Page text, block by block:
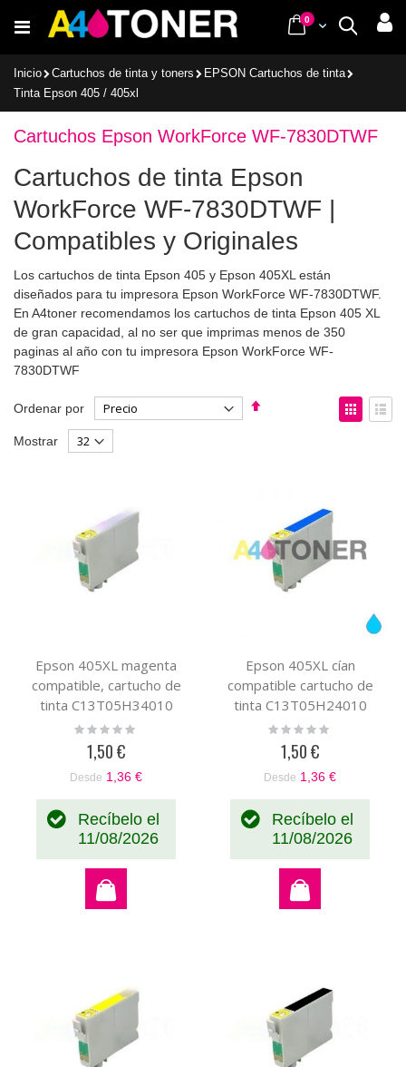
al
Buscar
Cart
0items
Inicio Cartuchos de tinta y toners
EPSON Cartuchos de tinta
Tinta Epson 405 / 405xl
Cartuchos Epson WorkForce WF-7830DTWF
Cartuchos de tinta Epson
WorkForce WF-7830DTWF |
Compatibles y Originales
Los cartuchos de tinta Epson 405 y Epson 405XL están
diseñados para tu impresora Epson WorkForce WF-7830DTWF.
En A4toner recomendamos los cartuchos de tinta Epson 405 XL
de gran capacidad, al no ser que imprimas menos de 350
paginas al año con tu impresora Epson WorkForce WF-
7830DTWF
Ordenar por
Fijar
Ver
como
Mostrar
Epson 405XL magenta
compatible, cartucho de
tinta C13T05H34010
Rating:
1,50 €
Desde 1,36 €
Recíbelo el
11/08/2026
Epson 405XL cían
compatible cartucho de
tinta C13T05H24010
Rating:
1,50 €
Desde 1,36 €
Recíbelo el
11/08/2026